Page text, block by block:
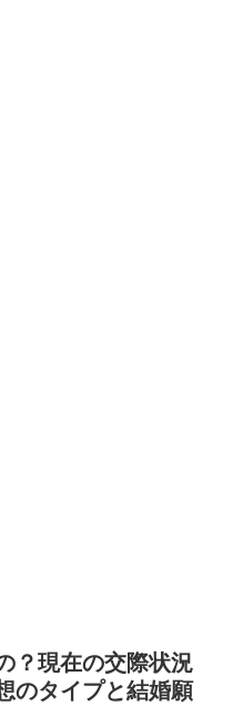
？現在の交際状況
のタイプと結婚願